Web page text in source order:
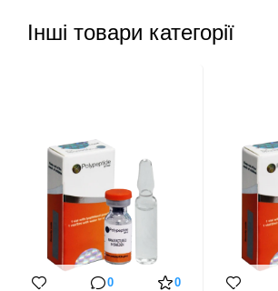
Інші товари категорії
0 0